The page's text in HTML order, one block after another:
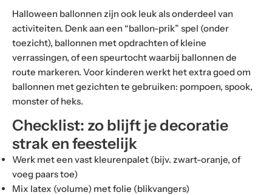
Halloween ballonnen zijn ook leuk als onderdeel van
activiteiten. Denk aan een “ballon-prik” spel (onder
toezicht), ballonnen met opdrachten of kleine
verrassingen, of een speurtocht waarbij ballonnen de
route markeren. Voor kinderen werkt het extra goed om
ballonnen met gezichten te gebruiken: pompoen, spook,
monster of heks.
Checklist: zo blijft je decoratie
strak en feestelijk
Werk met een vast kleurenpalet (bijv. zwart-oranje, of
voeg paars toe)
Mix latex (volume) met folie (blikvangers)